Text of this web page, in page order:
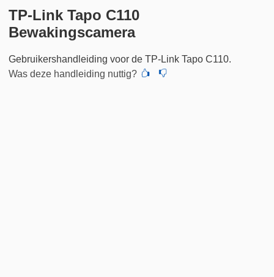
TP-Link Tapo C110
Bewakingscamera
Gebruikershandleiding voor de TP-Link Tapo C110.
Was deze handleiding nuttig?